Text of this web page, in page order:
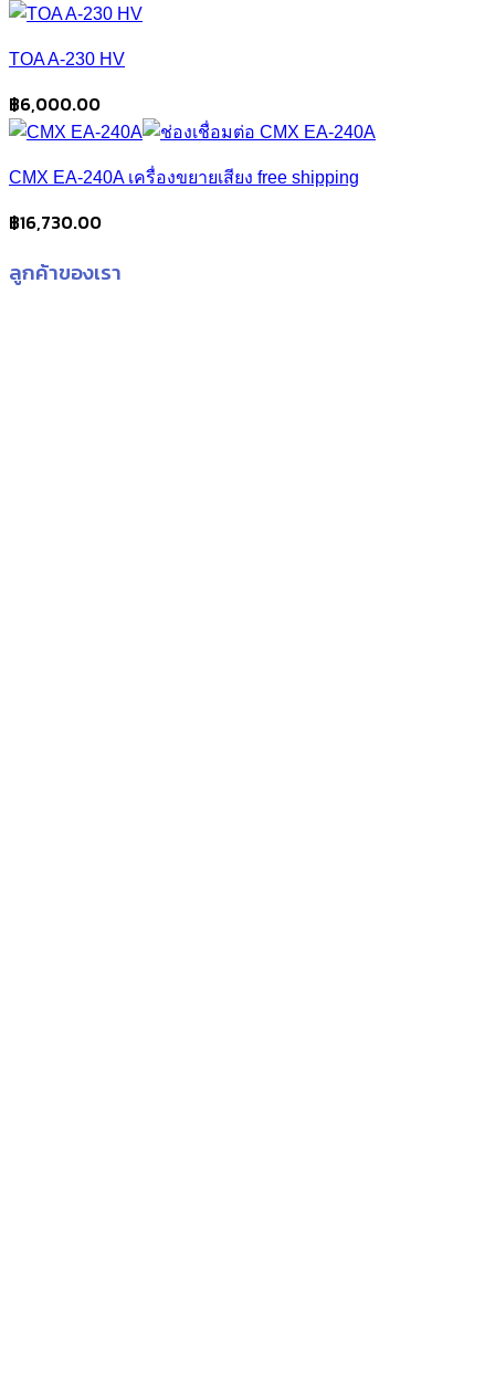
TOA A-230 HV
฿6,000.00
CMX EA-240A เครื่องขยายเสียง free shipping
฿16,730.00
ลูกค้าของเรา